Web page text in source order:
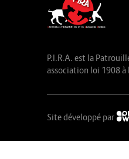
P.I.R.A. est la
association loi 1908
Site développé par